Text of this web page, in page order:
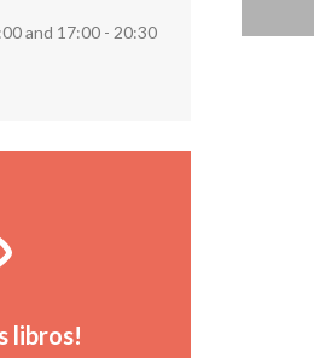
and 17:00 - 20:30
libros!
ya
a la librería o
DE LIBROS